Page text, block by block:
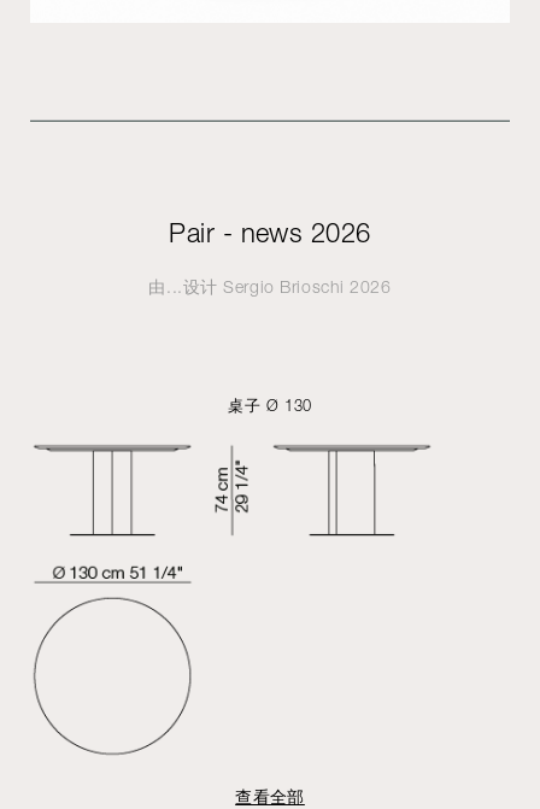
Pair - news 2026
由...设计Sergio Brioschi 2026
桌子 Ø 130
查看全部